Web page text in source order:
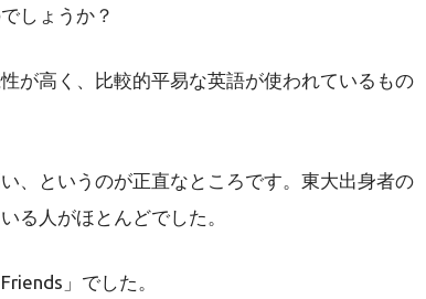
しょうか？
が高く、比較的平易な英語が使われているもの
、というのが正直なところです。東大出身者の
る人がほとんどでした。
」でした。